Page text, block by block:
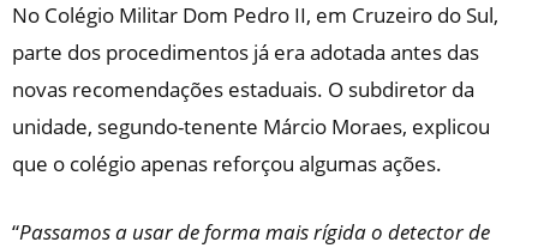
No Colégio Militar Dom Pedro II, em Cruzeiro do Sul,
parte dos procedimentos já era adotada antes das
novas recomendações estaduais. O subdiretor da
unidade, segundo-tenente Márcio Moraes, explicou
que o colégio apenas reforçou algumas ações.
“Passamos a usar de forma mais rígida o detector de